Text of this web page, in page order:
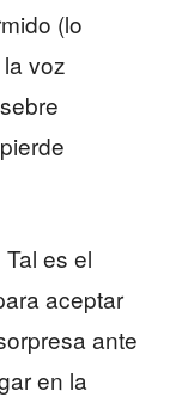
(lo
voz
es el
aceptar
ante
en la